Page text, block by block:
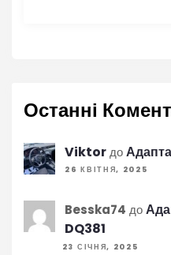
Останні
Viktorдо
26 КВІТНЯ, 2025
Besska74 до
DQ381
23 СІЧНЯ, 2025